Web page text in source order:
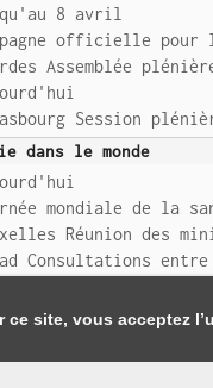
site, vous acceptez
8 avril
officielle
Assemblée
Session
dans le monde
mondiale de la
Réunion des
Consultations